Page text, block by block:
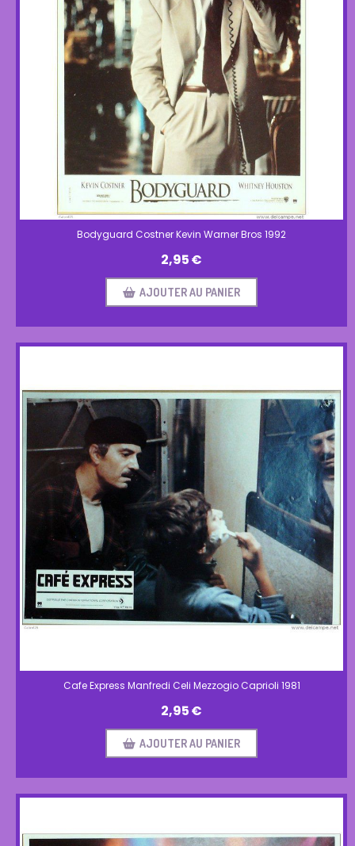
Bodyguard Costner Kevin Warner Bros 1992
2,95€
AJOUTER AU PANIER
Cafe Express Manfredi Celi Mezzogio Caprioli 1981
2,95€
AJOUTER AU PANIER